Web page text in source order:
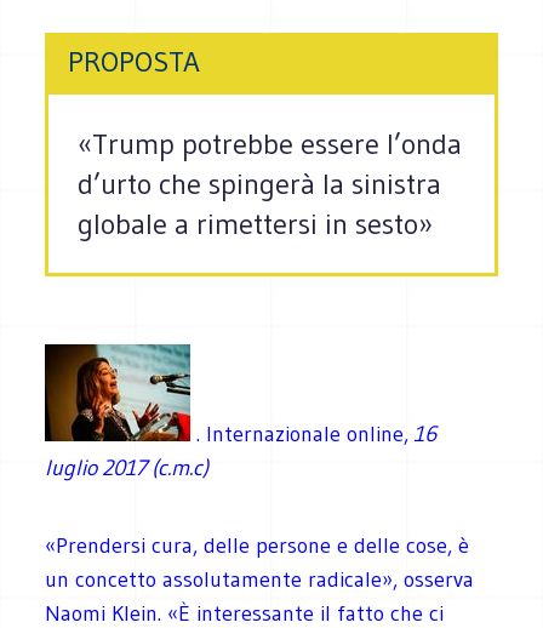
PROPOSTA
«Trump potrebbe essere l’onda
d’urto che spingerà la sinistra
globale a rimettersi in sesto»
. Internazionale online,16
luglio 2017(c.m.c)
«Prendersi cura, delle persone e delle cose, è
un concetto assolutamente radicale», osserva
Naomi Klein. «È interessante il fatto che ci